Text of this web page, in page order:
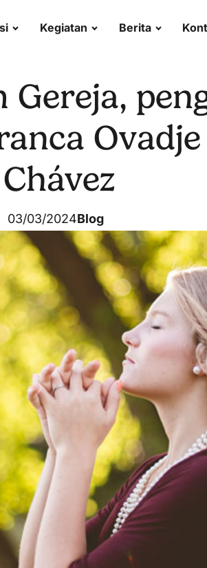
Kegiatan Berita
Gereja,
Chávez
03/03/2024Blog